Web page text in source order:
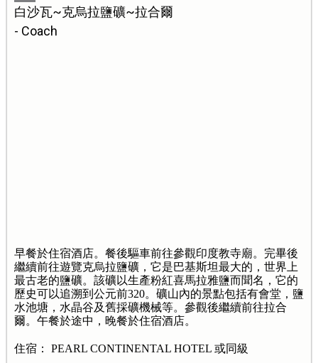
白沙瓦~克烏拉鹽礦~拉合爾
- Coach
早餐於住宿酒店。餐後驅車前往參觀印度教寺廟。完畢後
繼續前往遊覽克烏拉鹽礦，它是巴基斯坦最大的，世界上
最古老的鹽礦。該礦以生產粉紅喜馬拉雅鹽而聞名，它的
歷史可以追溯到公元前320。礦山內的景點包括有會堂，鹽
水池塘，水晶谷及舊採礦機械等。參觀後繼續前往拉合
爾。午餐於途中，晚餐於住宿酒店。
住宿： PEARL CONTINENTAL HOTEL 或同級